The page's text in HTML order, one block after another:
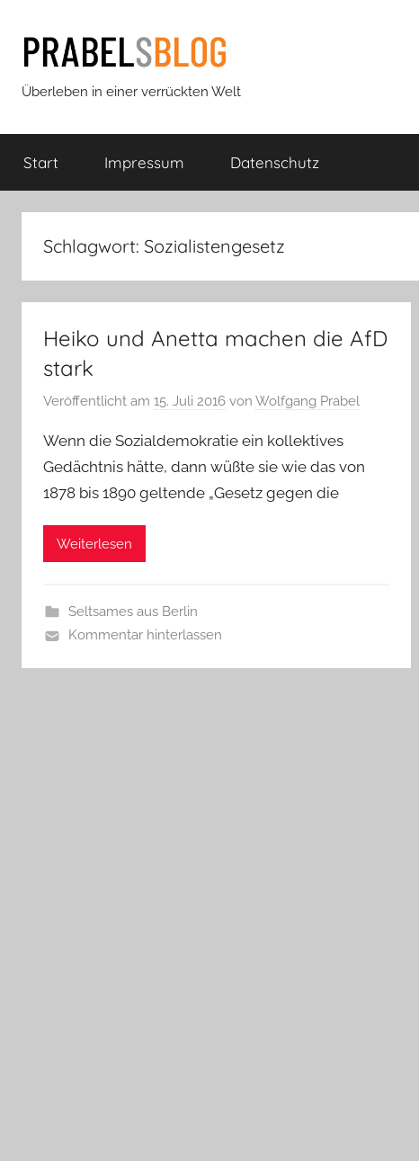
Inhalt
springen
Prabels
Blog
Überleben in einer verrückten Welt
Start Impressum Datenschutz
Schlagwort: Sozialistengesetz
Heiko und Anetta machen die AfD
stark
Veröffentlicht am 15. Juli 2016 von Wolfgang Prabel
Wenn die Sozialdemokratie ein kollektives
Gedächtnis hätte, dann wüßte sie wie das von
1878 bis 1890 geltende „Gesetz gegen die
Weiterlesen
Seltsames aus Berlin
Kommentar hinterlassen